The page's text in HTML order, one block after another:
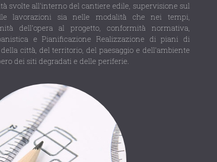
svolte all'interno del cantiere edile, supervisione sul
lavorazioni sia nelle modalità che nei tempi,
dell'opera al progetto, conformità normativa,
e Pianificazione Realizzazione di piani di
città, del territorio, del paesaggio e dell'ambiente
dei siti degradati e delle periferie.